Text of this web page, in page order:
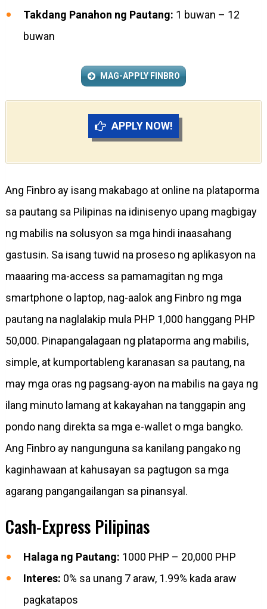
Takdang Panahon ng Pautang: 1 buwan – 12
buwan
MAG-APPLY FINBRO
APPLY NOW!
Ang Finbro ay isang makabago at online na plataporma
sa pautang sa Pilipinas na idinisenyo upang magbigay
ng mabilis na solusyon sa mga hindi inaasahang
gastusin. Sa isang tuwid na proseso ng aplikasyon na
maaaring ma-access sa pamamagitan ng mga
smartphone o laptop, nag-aalok ang Finbro ng mga
pautang na naglalakip mula PHP 1,000 hanggang PHP
50,000. Pinapangalagaan ng plataporma ang mabilis,
simple, at kumportableng karanasan sa pautang, na
may mga oras ng pagsang-ayon na mabilis na gaya ng
ilang minuto lamang at kakayahan na tanggapin ang
pondo nang direkta sa mga e-wallet o mga bangko.
Ang Finbro ay nangunguna sa kanilang pangako ng
kaginhawaan at kahusayan sa pagtugon sa mga
agarang pangangailangan sa pinansyal.
Cash-Express Pilipinas
Halaga ng Pautang: 1000 PHP – 20,000 PHP
Interes: 0% sa unang 7 araw, 1.99% kada araw
pagkatapos